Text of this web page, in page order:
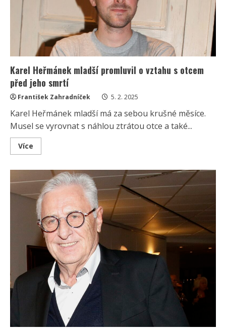
neudělal
Karel Heřmánek mladší promluvil o vztahu s otcem
před jeho smrtí
František Zahradníček 5. 2. 2025
Karel Heřmánek mladší má za sebou krušné měsíce.
Musel se vyrovnat s náhlou ztrátou otce a také...
Více
more
Heřmánek
mladší
promluvil
o
vztahu
s
otcem
před
jeho
smrtí